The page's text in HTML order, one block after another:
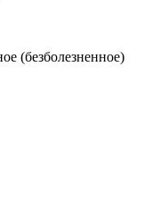
(безболезненное)